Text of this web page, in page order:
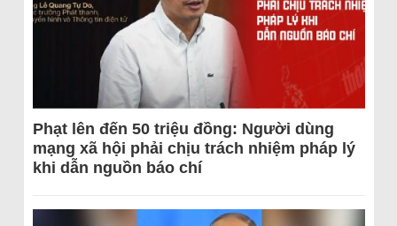
Phạt lên đến 50 triệu đồng: Người dùng
mạng xã hội phải chịu trách nhiệm pháp lý
khi dẫn nguồn báo chí